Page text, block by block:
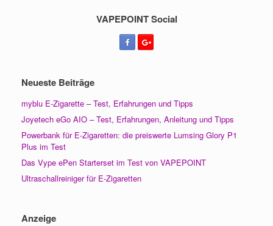
VAPEPOINT Social
Neueste Beiträge
myblu E-Zigarette – Test, Erfahrungen und Tipps
Joyetech eGo AIO – Test, Erfahrungen, Anleitung und Tipps
Powerbank für E-Zigaretten: die preiswerte Lumsing Glory P1
Plus im Test
Das Vype ePen Starterset im Test von VAPEPOINT
Ultraschallreiniger für E-Zigaretten
Anzeige